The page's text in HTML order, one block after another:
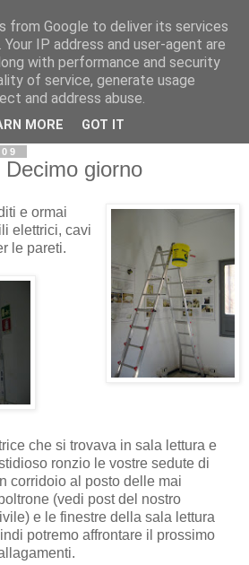
Area delle arti per condividere
giorno
e ormai
elettrici, cavi
le pareti.
che si trovava in sala lettura e
ronzio le vostre sedute di
corridoio al posto delle mai
(vedi post del nostro
e le finestre della sala lettura
potremo affrontare il prossimo
from Google to deliver its services
IP address and user-agent are
with performance and security
of service, generate usage
and address abuse.
MORE GOT IT